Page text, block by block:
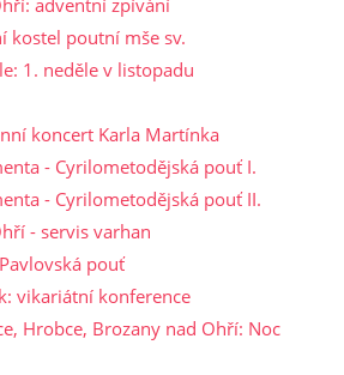
adventní zpívání
kostel poutní mše sv.
1. neděle v listopadu
koncert Karla Martínka
- Cyrilometodějská pouť I.
- Cyrilometodějská pouť II.
- servis varhan
pouť
vikariátní konference
Hrobce, Brozany nad Ohří: Noc